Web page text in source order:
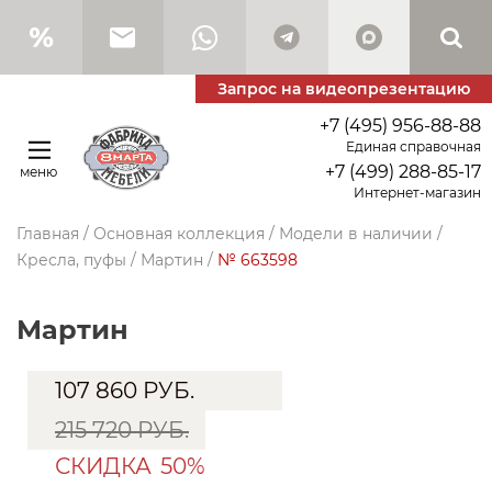
Запрос на видеопрезентацию
меню
+7 (495) 956-88-88
Единая справочная
+7 (499) 288-85-17
Интернет-магазин
Главная / Основная коллекция / Модели в наличии /
Кресла, пуфы / Мартин / № 663598
Мартин
107 860 РУБ.
215 720 РУБ.
СКИДКА 50%